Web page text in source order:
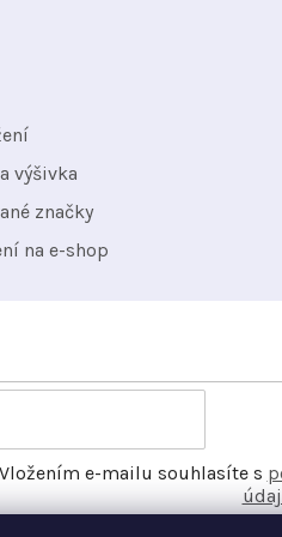
výšivka
značky
na e-shop
o nových produktech na
Vložením e-mailu souhlasíte s